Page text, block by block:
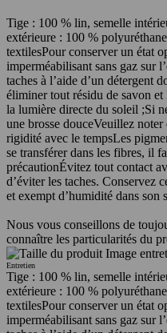
Tige : 100 % lin, semelle
extérieure : 100 %
textilesPour conserver un état
imperméabilisant sans gaz sur
taches à l’aide d’un détergent
éliminer tout résidu de savon et
la lumière directe du soleil ;Si
une brosse douceVeuillez noter
rigidité avec le tempsLes
se transférer dans les fibres, il
précautionÉvitez tout contact
d’éviter les taches. Conservez
et exempt d’humidité dans son
Nous vous conseillons de
connaître les particularités du
Entretien
Tige : 100 % lin, semelle
extérieure : 100 %
textilesPour conserver un état
imperméabilisant sans gaz sur